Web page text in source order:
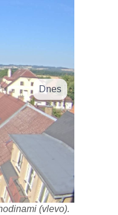
Dnes
(vlevo).